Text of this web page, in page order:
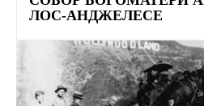
ЛОС-АНДЖЕЛЕСЕ